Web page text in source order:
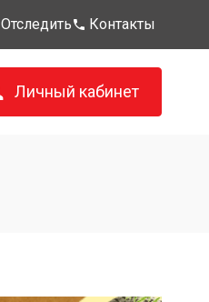
Отследить Контакты
Личный кабинет